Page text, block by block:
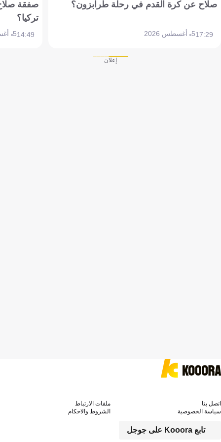
صلاح عن كرة القدم في رحلة طرابزون؟
17:295 أغسطس 2026
صفقة
تركيا؟
14:495 أغسطس 2026
إعلان
تابع Kooora على جوجل
اتصل بنا
ملفات الارتباط
سياسة الخصوصية
الشروط والاحكام